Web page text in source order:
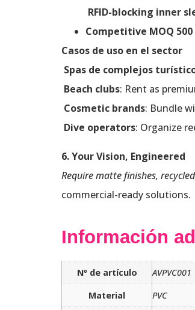
RFID-blocking inner
Competitive MOQ
Casos de uso en el sector
Spas de complejos
Beach clubs: Rent as
Cosmetic brands: Bundle
Dive operators: Organize
6. Your Vision, Engineered
Require matte finishes,
commercial-ready solutions.
Información
Nº de artículo
AVPVC001
Material
PVC